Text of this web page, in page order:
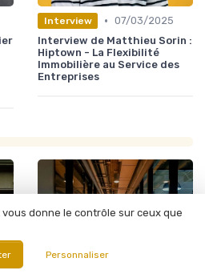
Interview • 07/03/2025
Interview de Matthieu Sorin :
Hiptown - La Flexibilité
Immobilière au Service des
Entreprises
donne le contrôle sur ceux que
Personnaliser